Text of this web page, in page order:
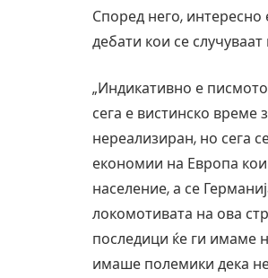
Според него, интересно
дебати кои се
„Индикативно е
сега е вистинско време
нереализиран, но сега
економии на Европа
население, а се
локомотивата на ова
последици ќе ги имаме
имаше полемики дека